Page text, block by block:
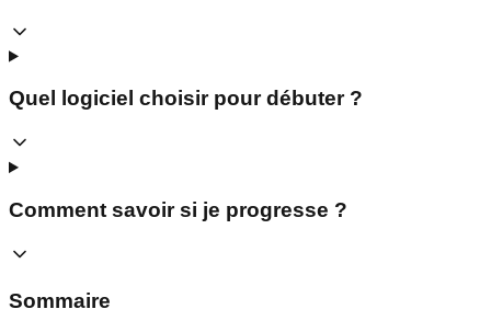
Quel logiciel choisir pour débuter ?
Comment savoir si je progresse ?
Sommaire